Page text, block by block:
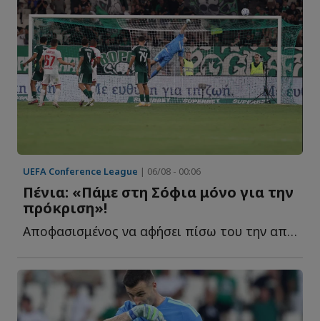
UEFA Conference League | 06/08 - 00:06
Πένια: «Πάμε στη Σόφια μόνο για την
πρόκριση»!
Αποφασισμένος να αφήσει πίσω του την απογοητευτική ι...